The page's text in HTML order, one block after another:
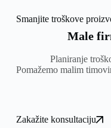
Smanjite troškove
Male
Planiranje
Pomažemo malim
Zakažite konsultaciju